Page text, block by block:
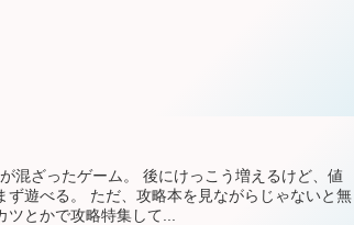
混ざったゲーム。 後にけっこう増えるけど、値
遊べる。 ただ、攻略本を見ながらじゃないと無
とかで攻略特集して...